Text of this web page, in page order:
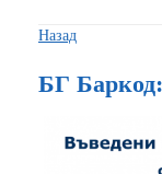
Назад
БГ Баркод: